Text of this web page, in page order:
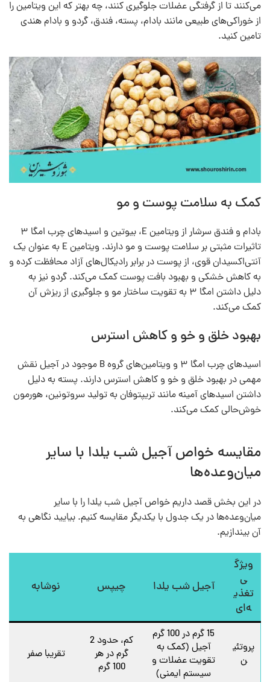
می‌کنند تا از گرفتگی عضلات جلوگیری کنند، چه بهتر که این ویتامین را
از خوراکی‌های طبیعی مانند بادام، پسته، فندق، گردو و بادام هندی
تامین کنید.
کمک به سلامت پوست و مو
بادام و فندق سرشار از ویتامین E، بیوتین و اسیدهای چرب امگا ۳
تاثیرات مثبتی بر سلامت پوست و مو دارند. ویتامین E به عنوان یک
آنتی‌اکسیدان قوی، از پوست در برابر رادیکال‌های آزاد محافظت کرده و
به کاهش خشکی و بهبود بافت پوست کمک می‌کند. گردو نیز به
دلیل داشتن امگا ۳ به تقویت ساختار مو و جلوگیری از ریزش آن
کمک می‌کند.
بهبود خلق و خو و کاهش استرس
اسیدهای چرب امگا ۳ و ویتامین‌های گروه B موجود در آجیل نقش
مهمی در بهبود خلق و خو و کاهش استرس دارند. پسته به دلیل
داشتن اسیدهای آمینه مانند تریپتوفان به تولید سروتونین، هورمون
خوش‌حالی کمک می‌کند.
مقایسه خواص آجیل شب یلدا با سایر
میان‌وعده‌ها
در این بخش قصد داریم خواص آجیل شب یلدا را با سایر
میان‌وعده‌ها در یک جدول با یکدیگر مقایسه کنیم. بیایید نگاهی به
آن بیندازیم.
ویژگ
ی
تغذی
ه‌ای
آجیل شب یلدا چیپس نوشابه
پروتئی
ن
15 گرم در 100 گرم
آجیل (کمک به
تقویت عضلات و
سیستم ایمنی)
کم، حدود 2
گرم در هر
100 گرم
تقریبا صفر